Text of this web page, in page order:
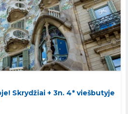
Skrydžiai + 3n. 4* viešbutyje